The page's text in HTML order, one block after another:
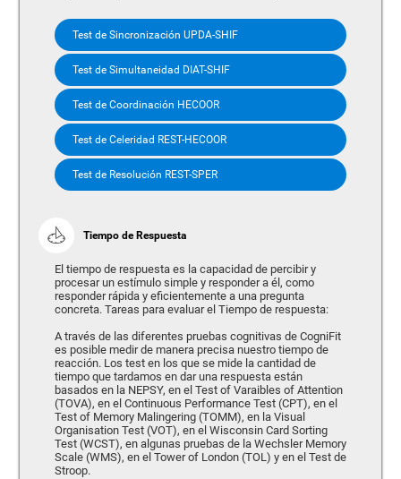
Test de Sincronización UPDA-SHIF
Test de Simultaneidad DIAT-SHIF
Test de Coordinación HECOOR
Test de Celeridad REST-HECOOR
Test de Resolución REST-SPER
Tiempo de Respuesta
El tiempo de respuesta es la capacidad de percibir y
procesar un estímulo simple y responder a él, como
responder rápida y eficientemente a una pregunta
concreta. Tareas para evaluar el Tiempo de respuesta:
A través de las diferentes pruebas cognitivas de CogniFit
es posible medir de manera precisa nuestro tiempo de
reacción. Los test en los que se mide la cantidad de
tiempo que tardamos en dar una respuesta están
basados en la NEPSY, en el Test of Varaibles of Attention
(TOVA), en el Continuous Performance Test (CPT), en el
Test of Memory Malingering (TOMM), en la Visual
Organisation Test (VOT), en el Wisconsin Card Sorting
Test (WCST), en algunas pruebas de la Wechsler Memory
Scale (WMS), en el Tower of London (TOL) y en el Test de
Stroop.